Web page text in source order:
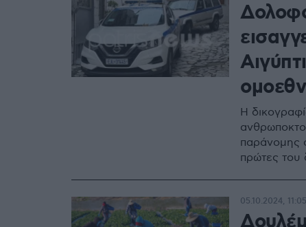
Η
παράνομης
πρώτες του
05.10.2024, 11:05